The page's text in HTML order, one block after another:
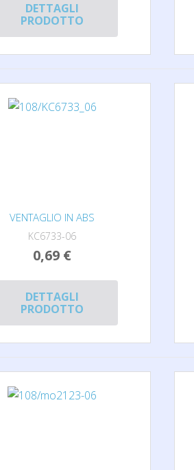
DETTAGLI
PRODOTTO
VENTAGLIO IN ABS
KC6733-06
0,69 €
DETTAGLI
PRODOTTO